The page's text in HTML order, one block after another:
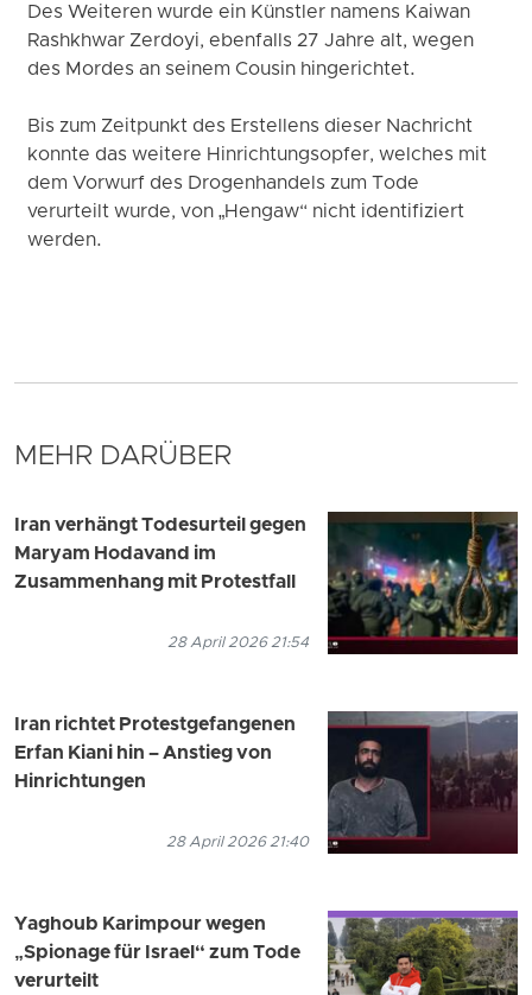
Des Weiteren wurde ein Künstler namens Kaiwan
Rashkhwar Zerdoyi, ebenfalls 27 Jahre alt, wegen
des Mordes an seinem Cousin hingerichtet.
Bis zum Zeitpunkt des Erstellens dieser Nachricht
konnte das weitere Hinrichtungsopfer, welches mit
dem Vorwurf des Drogenhandels zum Tode
verurteilt wurde, von „Hengaw“ nicht identifiziert
werden.
MEHR DARÜBER
Iran verhängt Todesurteil gegen
Maryam Hodavand im
Zusammenhang mit Protestfall
28 April 2026 21:54
Iran richtet Protestgefangenen
Erfan Kiani hin – Anstieg von
Hinrichtungen
28 April 2026 21:40
Yaghoub Karimpour wegen
„Spionage für Israel“ zum Tode
verurteilt